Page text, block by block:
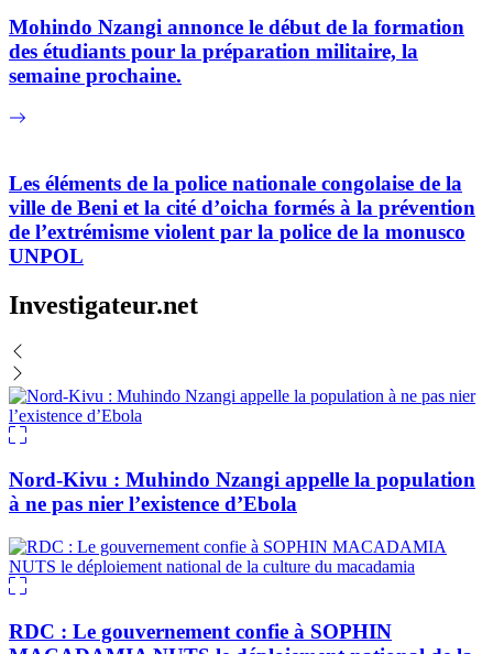
Mohindo Nzangi annonce le début de la formation
des étudiants pour la préparation militaire, la
semaine prochaine.
Les éléments de la police nationale congolaise de la
ville de Beni et la cité d’oicha formés à la prévention
de l’extrémisme violent par la police de la monusco
UNPOL
Investigateur.net
Nord-Kivu : Muhindo Nzangi appelle la population
à ne pas nier l’existence d’Ebola
RDC : Le gouvernement confie à SOPHIN